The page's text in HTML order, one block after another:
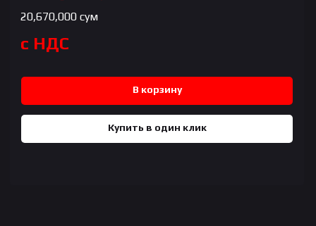
20,670,000 сум
с НДС
В корзину
Купить в один клик